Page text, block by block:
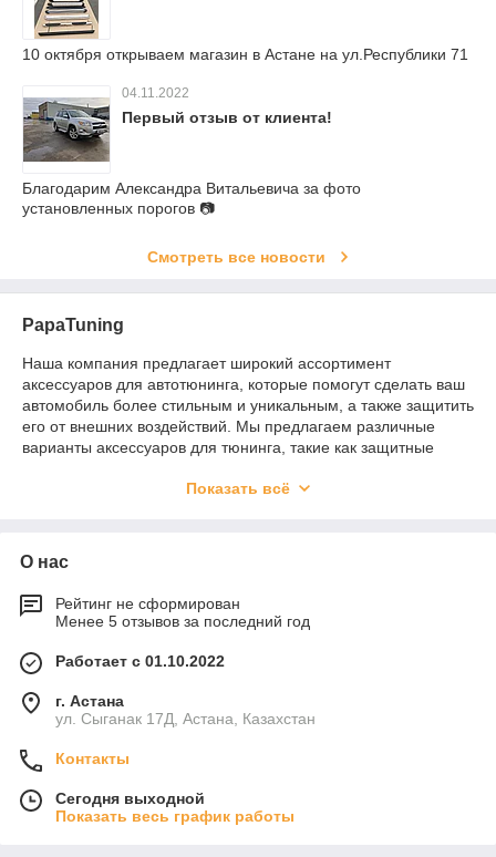
10 октября открываем магазин в Астане на ул.Республики 71
04.11.2022
Первый отзыв от клиента!
Благодарим Александра Витальевича за фото
установленных порогов 📷
Смотреть все новости
PapaTuning
Наша компания предлагает широкий ассортимент
аксессуаров для автотюнинга, которые помогут сделать ваш
автомобиль более стильным и уникальным, а также защитить
его от внешних воздействий. Мы предлагаем различные
варианты аксессуаров для тюнинга, такие как защитные
багажники, фаркопы и многое другое. Все наши аксессуары
Наша компаний занимается продажей аксессуаров для
квадроциклов. Мы работаем только с проверенными
поставщиками, которые знают свое дело и могут помочь вам
Обращаясь к нам, вы получите не только качественные
аксессуары для автотюнинга, но и индивидуальный подход к
вашему автомобилю. Мы всегда готовы выслушать ваши
тюнинга для вашего автомобиля.
Почему стоит обратиться в нашу компанию
Показать всё
О нас
Рейтинг не сформирован
Менее 5 отзывов за последний год
Работает с 01.10.2022
г. Астана
ул. Сыганак 17Д, Астана, Казахстан
Контакты
Сегодня выходной
Показать весь график работы